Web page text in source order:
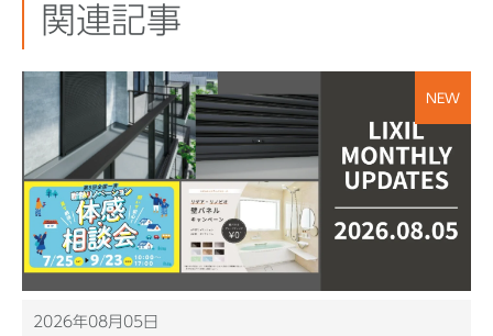
関連記事
NEW
2026年08月05日